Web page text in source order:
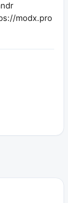
modx.pro